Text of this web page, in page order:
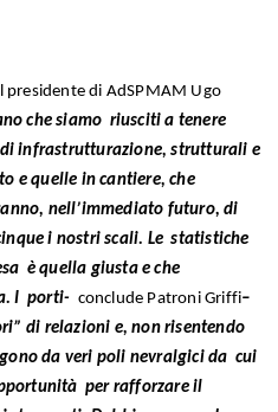
presidente di AdSPMAM Ugo
che siamo riusciti a tenere
infrastrutturazione, strutturali e
e quelle in cantiere, che
nell’immediato futuro, di
i nostri scali. Le statistiche
è quella giusta e che
I porti- conclude Patroni Griffi–
di relazioni e, non risentendo
da veri poli nevralgici da cui
per rafforzare il